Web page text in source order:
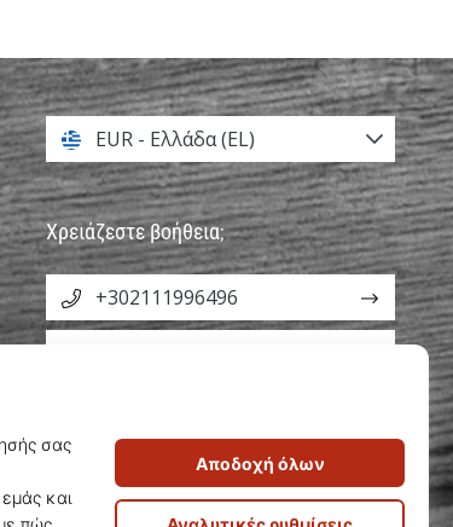
EUR - Ελλάδα (EL)
Χρειάζεστε βοήθεια;
+302111996496